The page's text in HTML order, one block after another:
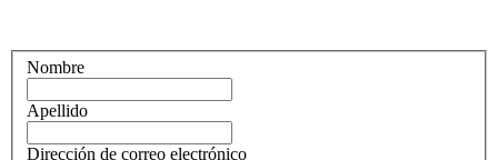
Nombre
Apellido
Dirección de correo electrónico